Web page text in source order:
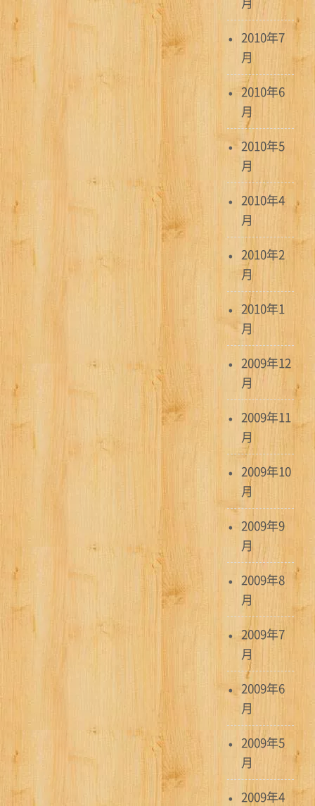
2010年7
月
2010年6
月
2010年5
月
2010年4
月
2010年2
月
2010年1
月
2009年12
月
2009年11
月
2009年10
月
2009年9
月
2009年8
月
2009年7
月
2009年6
月
2009年5
月
2009年4